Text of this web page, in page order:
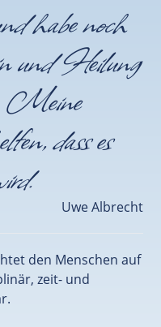
habe noch
und Heilung
Meine
dass es
Uwe Albrecht
den Menschen auf
zeit- und